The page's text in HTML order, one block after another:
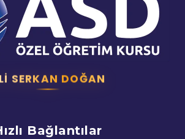
SERKAN DOĞAN
Bağlantılar